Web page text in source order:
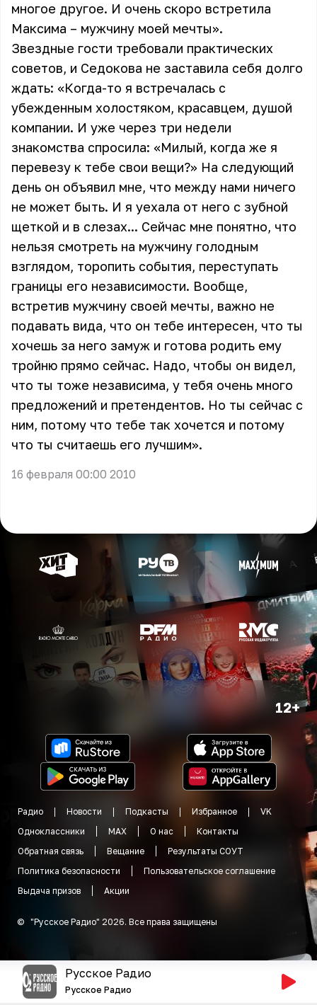
многое другое. И очень скоро встретила
Максима – мужчину моей мечты».
Звездные гости требовали практических
советов, и Седокова не заставила себя долго
ждать: «Когда-то я встречалась с
убежденным холостяком, красавцем, душой
компании. И уже через три недели
знакомства спросила: «Милый, когда же я
перевезу к тебе свои вещи?» На следующий
день он объявил мне, что между нами ничего
не может быть. И я уехала от него с зубной
щеткой и в слезах... Сейчас мне понятно, что
нельзя смотреть на мужчину голодным
взглядом, торопить события, переступать
границы его независимости. Вообще,
встретив мужчину своей мечты, важно не
подавать вида, что он тебе интересен, что ты
хочешь за него замуж и готова родить ему
тройню прямо сейчас. Надо, чтобы он видел,
что ты тоже независима, у тебя очень много
предложений и претендентов. Но ты сейчас с
ним, потому что тебе так хочется и потому
что ты считаешь его лучшим».
16 февраля 00:00 2010
12+
Радио Новости Подкасты Избранное
VK
Одноклассники
MAX О нас
Контакты
Обратная связь
Вещание
Результаты СОУТ
Политика безопасности
Пользовательское соглашение
Выдача призов
Акции
© "Русское Радио" 2026. Все права защищены
Русское Радио
Русское Радио